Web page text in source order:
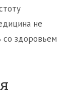
не
со здоровьем